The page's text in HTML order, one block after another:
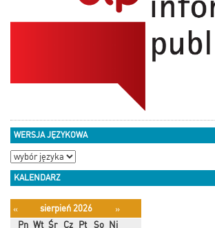
WERSJA JĘZYKOWA
KALENDARZ
« sierpień 2026
»
Pn Wt Śr Cz Pt So Ni